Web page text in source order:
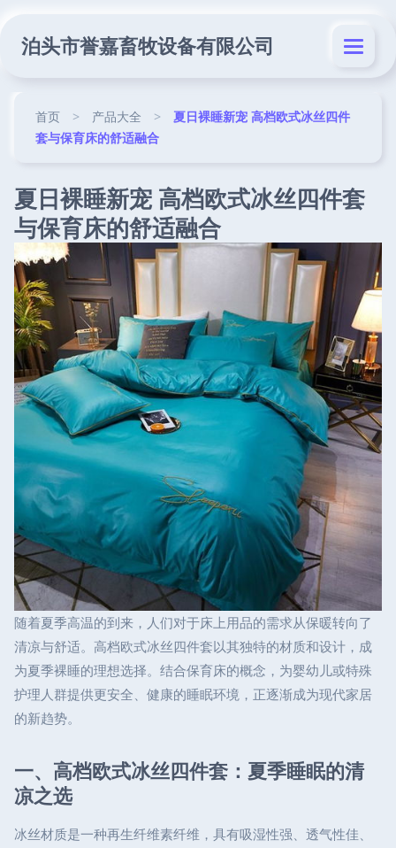
泊头市誉嘉畜牧设备有限公司
首页 > 产品大全 >
夏日裸睡新宠 高档欧式冰丝四件
套与保育床的舒适融合
夏日裸睡新宠 高档欧式冰丝四件套
与保育床的舒适融合
随着夏季高温的到来，人们对于床上用品的需求从保暖转向了
清凉与舒适。高档欧式冰丝四件套以其独特的材质和设计，成
为夏季裸睡的理想选择。结合保育床的概念，为婴幼儿或特殊
护理人群提供更安全、健康的睡眠环境，正逐渐成为现代家居
的新趋势。
一、高档欧式冰丝四件套：夏季睡眠的清
凉之选
冰丝材质是一种再生纤维素纤维，具有吸湿性强、透气性佳、